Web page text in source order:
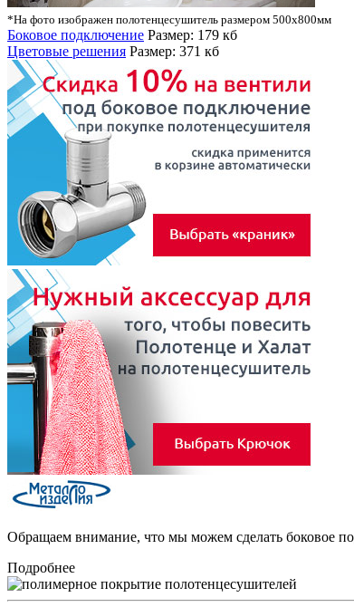
*На фото изображен полотенцесушитель размером 500х800мм
Боковое подключение Размер: 179 кб
Цветовые решения Размер: 371 кб
Обращаем внимание, что мы можем сделать боковое
Подробнее